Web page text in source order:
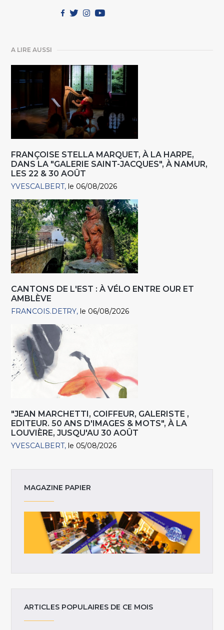
A LIRE AUSSI
FRANÇOISE STELLA MARQUET, À LA HARPE,
DANS LA "GALERIE SAINT-JACQUES", À NAMUR,
LES 22 & 30 AOÛT
YVESCALBERT le 06/08/2026
CANTONS DE L'EST : À VÉLO ENTRE OUR ET
AMBLÈVE
FRANCOIS.DETRY le 06/08/2026
"JEAN MARCHETTI, COIFFEUR, GALERISTE ,
EDITEUR. 50 ANS D'IMAGES & MOTS", À LA
LOUVIÈRE, JUSQU'AU 30 AOÛT
YVESCALBERT le 05/08/2026
MAGAZINE PAPIER
ARTICLES POPULAIRES DE CE MOIS